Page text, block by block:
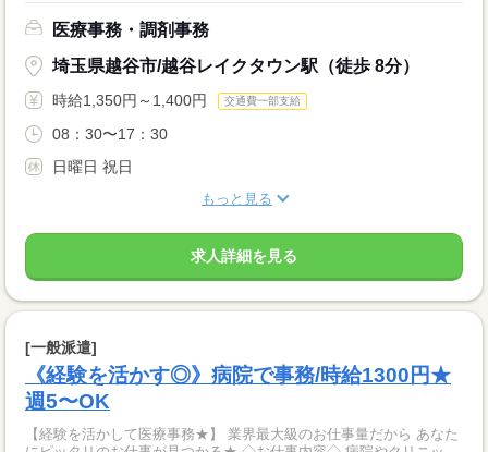
医療事務・調剤事務
埼玉県越谷市/越谷レイクタウン駅（徒歩 8分）
時給1,350円～1,400円 交通費一部支給
08：30〜17：30
日曜日 祝日
もっと見る
求人詳細を見る
[一般派遣]
《経験を活かす◎》病院で事務/時給1300円★
週5〜OK
【経験を活かして医療事務★】 業界最大級のお仕事量だから あなた